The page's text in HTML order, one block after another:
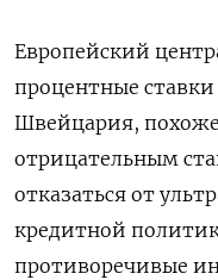
Европейский
процентные
Швейцария,
отрицательным
отказаться от
кредитной
противоречивые